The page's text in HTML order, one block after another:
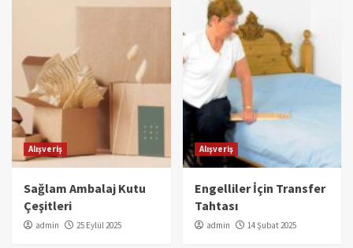
Alışveriş
Sağlam Ambalaj Kutu
Çeşitleri
admin 25 Eylül 2025
Alışveriş
Engelliler İçin Transfer
Tahtası
admin 14 Şubat 2025